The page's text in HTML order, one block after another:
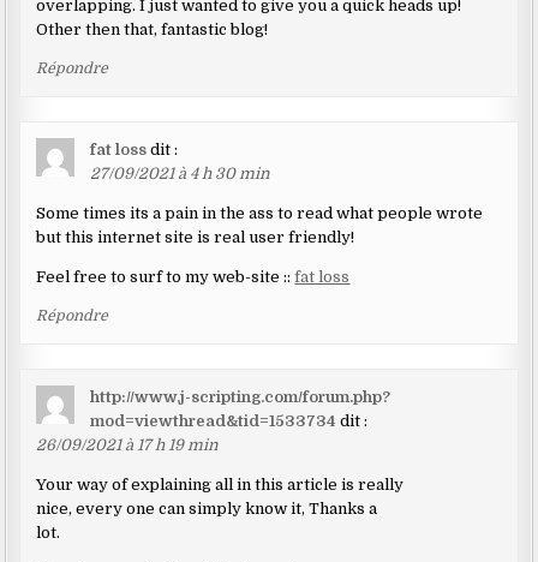
overlapping. I just wanted to give you a quick heads up!
Other then that, fantastic blog!
Répondre
fat loss dit :
27/09/2021 à 4 h 30 min
Some times its a pain in the ass to read what people wrote
but this internet site is real user friendly!
Feel free to surf to my web-site ::fat loss
Répondre
http://www.j-scripting.com/forum.php?
mod=viewthread&tid=1533734 dit :
26/09/2021 à 17 h 19 min
Your way of explaining all in this article is really
nice, every one can simply know it, Thanks a
lot.